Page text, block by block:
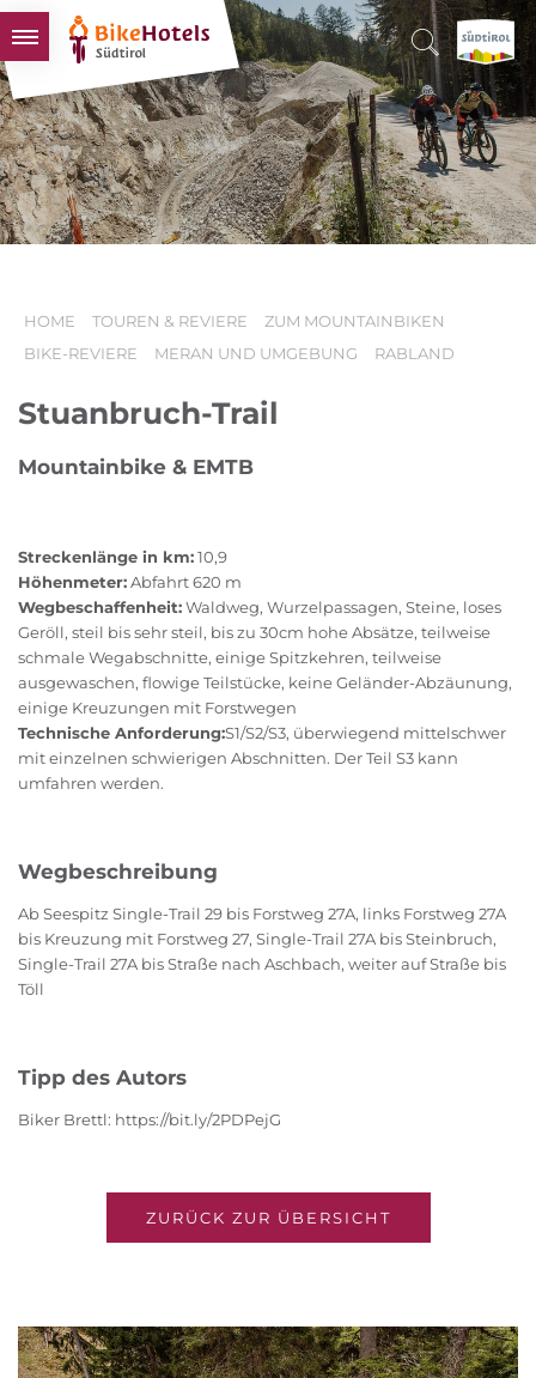
BIKEHOTELS
HOTELS & PAKETE
TOUREN & REVIERE
SÜDTIROL & WIR
HOME TOUREN & REVIERE
ZUM MOUNTAINBIKEN
BIKE-REVIERE
MERAN UND UMGEBUNG RABLAND
Stuanbruch-Trail
Mountainbike & EMTB
Streckenlänge in km:10,9
Höhenmeter:Abfahrt 620 m
Wegbeschaffenheit:Waldweg, Wurzelpassagen, Steine, loses
Geröll, steil bis sehr steil, bis zu 30cm hohe Absätze, teilweise
schmale Wegabschnitte, einige Spitzkehren, teilweise
ausgewaschen, flowige Teilstücke, keine Geländer-Abzäunung,
einige Kreuzungen mit Forstwegen
Technische Anforderung:S1/S2/S3, überwiegend mittelschwer
mit einzelnen schwierigen Abschnitten. Der Teil S3 kann
umfahren werden.
Wegbeschreibung
Ab Seespitz Single-Trail 29 bis Forstweg 27A, links Forstweg 27A
bis Kreuzung mit Forstweg 27, Single-Trail 27A bis Steinbruch,
Single-Trail 27A bis Straße nach Aschbach, weiter auf Straße bis
Töll
Tipp des Autors
Biker Brettl: https://bit.ly/2PDPejG
ZURÜCK ZUR ÜBERSICHT